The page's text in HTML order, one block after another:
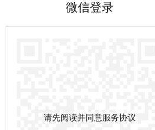
微信登录
请先阅读并同意服务协议